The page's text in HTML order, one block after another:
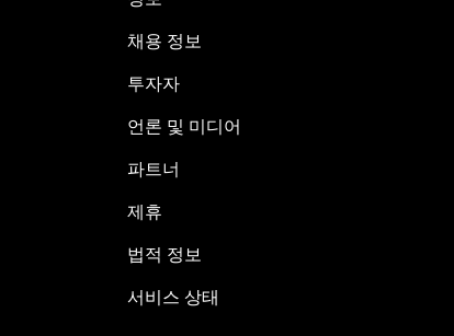
채용 정보
투자자
언론 및 미디어
파트너
제휴
법적 정보
서비스 상태